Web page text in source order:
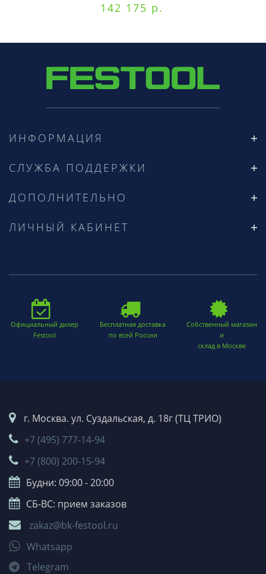
142 175 р.
ИНФОРМАЦИЯ
СЛУЖБА ПОДДЕРЖКИ
ДОПОЛНИТЕЛЬНО
ЛИЧНЫЙ КАБИНЕТ
Официальный дилер
Festool
Бесплатная доставка
по всей России
Собственный магазин
и
склад в Москве
г. Москва. ул. Суздальская, д. 18г (ТЦ ТРИО)
+7 (495) 777-14-94
+7 (800) 200-15-94
Будни: 09:00 - 20:00
СБ-ВС: прием заказов
zakaz@bk-festool.ru
Whatsapp
Telegram